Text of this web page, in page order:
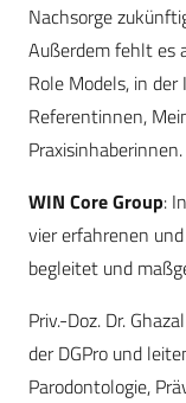
Nachsorge
Außerdem fehlt es
Role Models, in
Referentinnen,
Praxisinhaberinnen.
WIN Core Group:
vier erfahrenen
begleitet und
Priv.-Doz. Dr.
der DGPro und
Parodontologie,